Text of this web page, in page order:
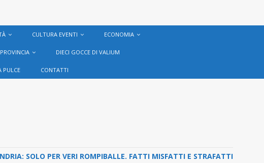
CULTURA EVENTI ECONOMIA
PROVINCIA DIECI GOCCE DI VALIUM
PULCE CONTATTI
SOLO PER VERI ROMPIBALLE. FATTI MISFATTI E STRAFATTI